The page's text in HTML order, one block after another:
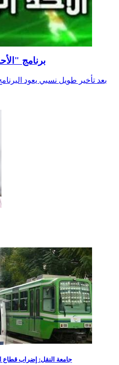
برنامج
بعد تأخير طويل نسبي يعود
جامعة النقل: إضراب قطاع النقل يومي 25 و26